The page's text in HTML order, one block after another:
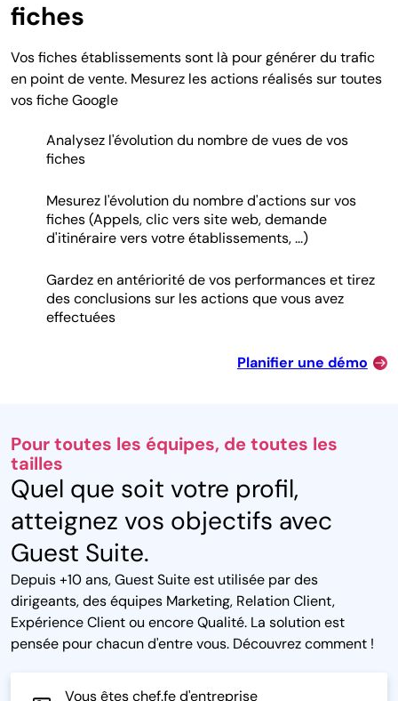
fiches
Vos fiches établissements sont là pour générer du trafic
en point de vente. Mesurez les actions réalisés sur toutes
vos fiche Google
Analysez l'évolution du nombre de vues de vos
fiches
Mesurez l'évolution du nombre d'actions sur vos
fiches (Appels, clic vers site web, demande
d'itinéraire vers votre établissements, ...)
Gardez en antériorité de vos performances et tirez
des conclusions sur les actions que vous avez
effectuées
Planifier une démo
Pour toutes les équipes, de toutes les
tailles
Quel que soit votre profil,
atteignez vos objectifs avec
Guest Suite.
Depuis +10 ans, Guest Suite est utilisée par des
dirigeants, des équipes Marketing, Relation Client,
Expérience Client ou encore Qualité. La solution est
pensée pour chacun d'entre vous. Découvrez comment !
Vous êtes chef.fe d'entreprise